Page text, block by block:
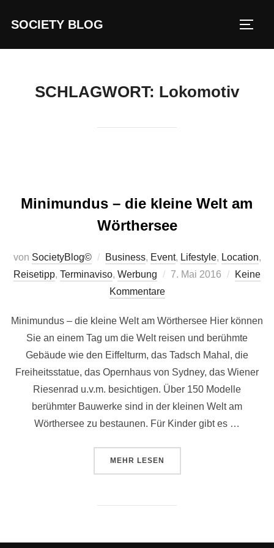
InhaltSOCIETY BLOG
SCHLAGWORT: Lokomotiv
Minimundus – die kleine Welt am
Wörthersee
von SocietyBlog© Business, Event, Lifestyle, Location,
Reisetipp, Terminaviso, Werbung
Veröffentlicht
7. Mai 2016
Keine
Kommentare
Minimundus – die kleine Welt am Wörthersee Hier können
Sie an einem Tag um die Welt reisen und berühmte
Gebäude wie den Eiffelturm, das Tadsch Mahal, die
Freiheitsstatue, das Opernhaus von Sydney, das Wiener
Riesenrad u.v.m. besichtigen. Über 150 Modelle
berühmter Bauwerke sind in der kleinen Welt am
Wörthersee zu bestaunen. Für Kinder gibt es …
MEHR ÜBER „MINIMUNDUS – DIE
LESEN